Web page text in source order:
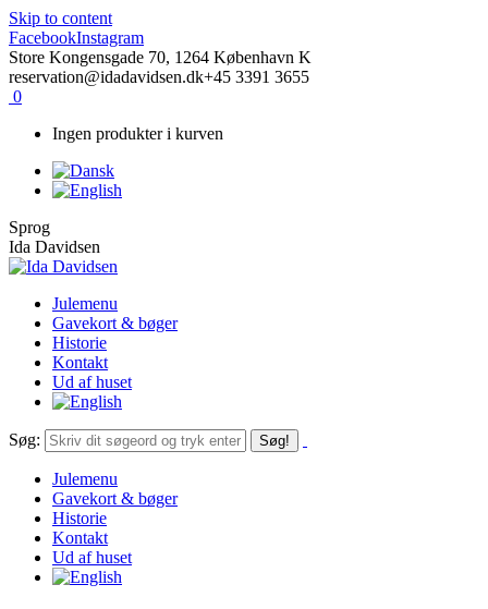
Skip to content
FacebookInstagram
Store Kongensgade 70, 1264 København K
reservation@idadavidsen.dk+45 3391 3655
0
Ingen produkter i kurven
Sprog
Ida Davidsen
Julemenu
Gavekort & bøger
Historie
Kontakt
Ud af huset
Søg:
Julemenu
Gavekort & bøger
Historie
Kontakt
Ud af huset